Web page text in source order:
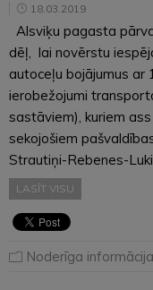
18.03.2019
Alsviķu pagasta
dēļ, lai novērstu
autoceļu bojājumus ar
ierobežojumi
sastāviem), kuriem
sekojošiem
Strautiņi-Rebenes-
LASĪT VISU
Noderīga informācija